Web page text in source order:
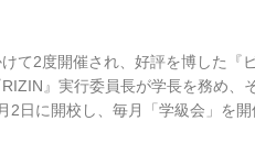
て2度開催され、好評を博した『
』実行委員長が学長を務め、
2日に開校し、毎月「学級会」を開